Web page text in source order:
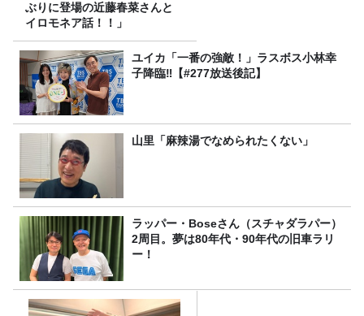
ぶりに登場の近藤春菜さんと
イロモネア話！！」
ユイカ「一番の強敵！」ラスボス小林幸
子降臨‼【#277放送後記】
山里「麻辣湯でなめられたくない」
ラッパー・Boseさん（スチャダラパー）
2周目。夢は80年代・90年代の旧車ラリ
ー！